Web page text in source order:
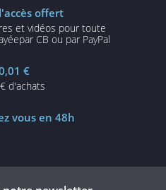
offert
et vidéos pour toute
par CB ou par PayPal
€
d'achats
vous en 48h